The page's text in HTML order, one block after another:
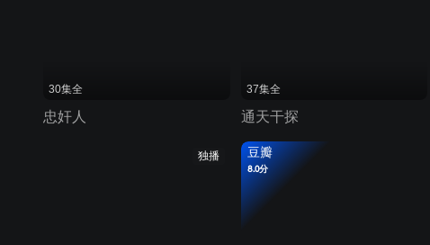
30集全
忠奸人
37集全
通天干探
独播 豆瓣
8.0分